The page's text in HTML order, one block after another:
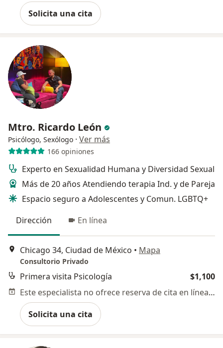
Solicita una cita
Mtro. Ricardo León
Psicólogo, Sexólogo · Ver más
166 opiniones
Experto en Sexualidad Humana y Diversidad Sexual
Más de 20 años Atendiendo terapia Ind. y de Pareja
Espacio seguro a Adolescentes y Comun. LGBTQ+
Dirección
En línea
Chicago 34, Ciudad de México • Mapa
Consultorio Privado
Primera visita Psicología
$1,100
Este especialista no ofrece reserva de cita en línea en esta dirección.
Solicita una cita